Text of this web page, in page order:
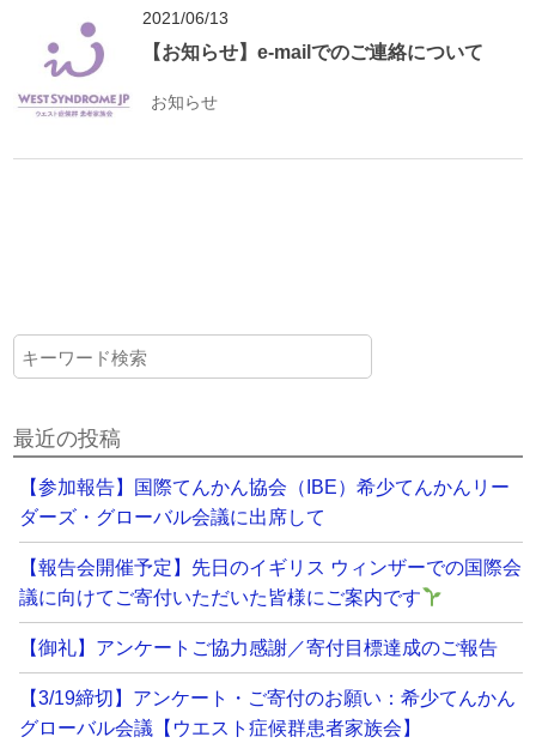
2021/06/13
【お知らせ】e-mailでのご連絡について
お知らせ
最近の投稿
【参加報告】国際てんかん協会（IBE）希少てんかんリー
ダーズ・グローバル会議に出席して
【報告会開催予定】先日のイギリス ウィンザーでの国際会
議に向けてご寄付いただいた皆様にご案内です
【御礼】アンケートご協力感謝／寄付目標達成のご報告
【3/19締切】アンケート・ご寄付のお願い：希少てんかん
グローバル会議【ウエスト症候群患者家族会】